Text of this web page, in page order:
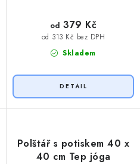
Skladem
od 313 Kč bez DPH
od 379 Kč
Polštář s potiskem 40 x
40 cm Tep jóga